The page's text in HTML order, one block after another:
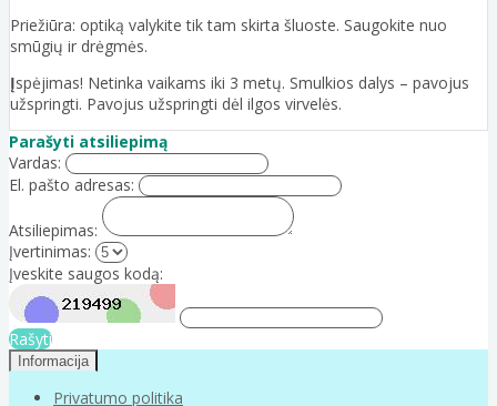
Priežiūra: optiką valykite tik tam skirta šluoste. Saugokite nuo
smūgių ir drėgmės.
Įspėjimas! Netinka vaikams iki 3 metų. Smulkios dalys – pavojus
užspringti. Pavojus užspringti dėl ilgos virvelės.
Parašyti atsiliepimą
Vardas:
El. pašto adresas:
Atsiliepimas:
Įvertinimas:
Įveskite saugos kodą:
Rašyti
Informacija
Privatumo politika